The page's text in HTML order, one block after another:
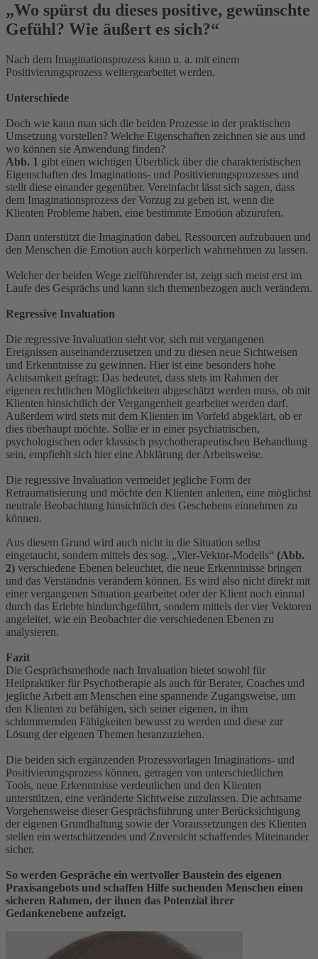
„Wo spürst du dieses positive, gewünschte
Gefühl? Wie äußert es sich?“
Nach dem Imaginationsprozess kann u. a. mit einem
Positivierungsprozess weitergearbeitet werden.
Unterschiede
Doch wie kann man sich die beiden Prozesse in der praktischen
Umsetzung vorstellen? Welche Eigenschaften zeichnen sie aus und
wo können sie Anwendung finden?
Abb. 1 gibt einen wichtigen Überblick über die charakteristischen
Eigenschaften des Imaginations- und Positivierungsprozesses und
stellt diese einander gegenüber. Vereinfacht lässt sich sagen, dass
dem Imaginationsprozess der Vorzug zu geben ist, wenn die
Klienten Probleme haben, eine bestimmte Emotion abzurufen.
Dann unterstützt die Imagination dabei, Ressourcen aufzubauen und
den Menschen die Emotion auch körperlich wahrnehmen zu lassen.
Welcher der beiden Wege zielführender ist, zeigt sich meist erst im
Laufe des Gesprächs und kann sich themenbezogen auch verändern.
Regressive Invaluation
Die regressive Invaluation sieht vor, sich mit vergangenen
Ereignissen auseinanderzusetzen und zu diesen neue Sichtweisen
und Erkenntnisse zu gewinnen. Hier ist eine besonders hohe
Achtsamkeit gefragt: Das bedeutet, dass stets im Rahmen der
eigenen rechtlichen Möglichkeiten abgeschätzt werden muss, ob mit
Klienten hinsichtlich der Vergangenheit gearbeitet werden darf.
Außerdem wird stets mit dem Klienten im Vorfeld abgeklärt, ob er
dies überhaupt möchte. Sollte er in einer psychiatrischen,
psychologischen oder klassisch psychotherapeutischen Behandlung
sein, empfiehlt sich hier eine Abklärung der Arbeitsweise.
Die regressive Invaluation vermeidet jegliche Form der
Retraumatisierung und möchte den Klienten anleiten, eine möglichst
neutrale Beobachtung hinsichtlich des Geschehens einnehmen zu
können.
Aus diesem Grund wird auch nicht in die Situation selbst
eingetaucht, sondern mittels des sog. „Vier-Vektor-Modells“ (Abb.
2) verschiedene Ebenen beleuchtet, die neue Erkenntnisse bringen
und das Verständnis verändern können. Es wird also nicht direkt mit
einer vergangenen Situation gearbeitet oder der Klient noch einmal
durch das Erlebte hindurchgeführt, sondern mittels der vier Vektoren
angeleitet, wie ein Beobachter die verschiedenen Ebenen zu
analysieren.
Fazit
Die Gesprächsmethode nach Invaluation bietet sowohl für
Heilpraktiker für Psychotherapie als auch für Berater, Coaches und
jegliche Arbeit am Menschen eine spannende Zugangsweise, um
den Klienten zu befähigen, sich seiner eigenen, in ihm
schlummernden Fähigkeiten bewusst zu werden und diese zur
Lösung der eigenen Themen heranzuziehen.
Die beiden sich ergänzenden Prozessvorlagen Imaginations- und
Positivierungsprozess können, getragen von unterschiedlichen
Tools, neue Erkenntnisse verdeutlichen und den Klienten
unterstützen, eine veränderte Sichtweise zuzulassen. Die achtsame
Vorgehensweise dieser Gesprächsführung unter Berücksichtigung
der eigenen Grundhaltung sowie der Voraussetzungen des Klienten
stellen ein wertschätzendes und Zuversicht schaffendes Miteinander
sicher.
So werden Gespräche ein wertvoller Baustein des eigenen
Praxisangebots und schaffen Hilfe suchenden Menschen einen
sicheren Rahmen, der ihnen das Potenzial ihrer
Gedankenebene aufzeigt.